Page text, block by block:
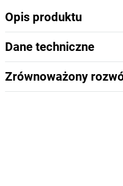
Opis produktu
Dane techniczne
Zrównoważony